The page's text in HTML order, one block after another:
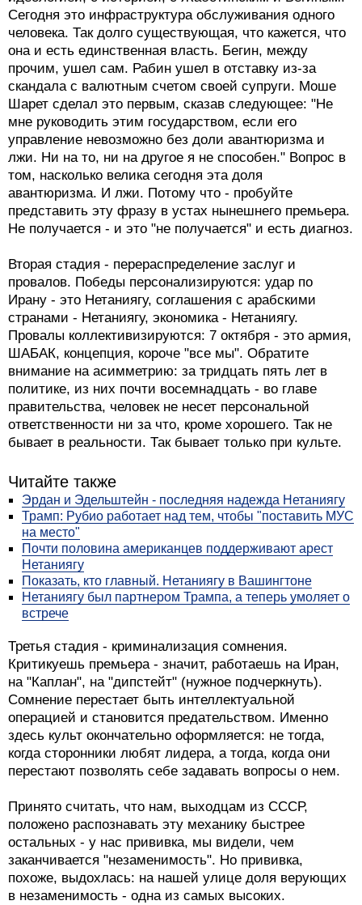
Сегодня это инфраструктура обслуживания одного
человека. Так долго существующая, что кажется, что
она и есть единственная власть. Бегин, между
прочим, ушел сам. Рабин ушел в отставку из-за
скандала с валютным счетом своей супруги. Моше
Шарет сделал это первым, сказав следующее: "Не
мне руководить этим государством, если его
управление невозможно без доли авантюризма и
лжи. Ни на то, ни на другое я не способен." Вопрос в
том, насколько велика сегодня эта доля
авантюризма. И лжи. Потому что - пробуйте
представить эту фразу в устах нынешнего премьера.
Не получается - и это "не получается" и есть диагноз.
Вторая стадия - перераспределение заслуг и
провалов. Победы персонализируются: удар по
Ирану - это Нетаниягу, соглашения с арабскими
странами - Нетаниягу, экономика - Нетаниягу.
Провалы коллективизируются: 7 октября - это армия,
ШАБАК, концепция, короче "все мы". Обратите
внимание на асимметрию: за тридцать пять лет в
политике, из них почти восемнадцать - во главе
правительства, человек не несет персональной
ответственности ни за что, кроме хорошего. Так не
бывает в реальности. Так бывает только при культе.
Читайте также
Эрдан и Эдельштейн - последняя надежда Нетаниягу
Трамп: Рубио работает над тем, чтобы "поставить МУС
на место"
Почти половина американцев поддерживают арест
Нетаниягу
Показать, кто главный. Нетаниягу в Вашингтоне
Нетаниягу был партнером Трампа, а теперь умоляет о
встрече
Третья стадия - криминализация сомнения.
Критикуешь премьера - значит, работаешь на Иран,
на "Каплан", на "дипстейт" (нужное подчеркнуть).
Сомнение перестает быть интеллектуальной
операцией и становится предательством. Именно
здесь культ окончательно оформляется: не тогда,
когда сторонники любят лидера, а тогда, когда они
перестают позволять себе задавать вопросы о нем.
Принято считать, что нам, выходцам из СССР,
положено распознавать эту механику быстрее
остальных - у нас прививка, мы видели, чем
заканчивается "незаменимость". Но прививка,
похоже, выдохлась: на нашей улице доля верующих
в незаменимость - одна из самых высоких.